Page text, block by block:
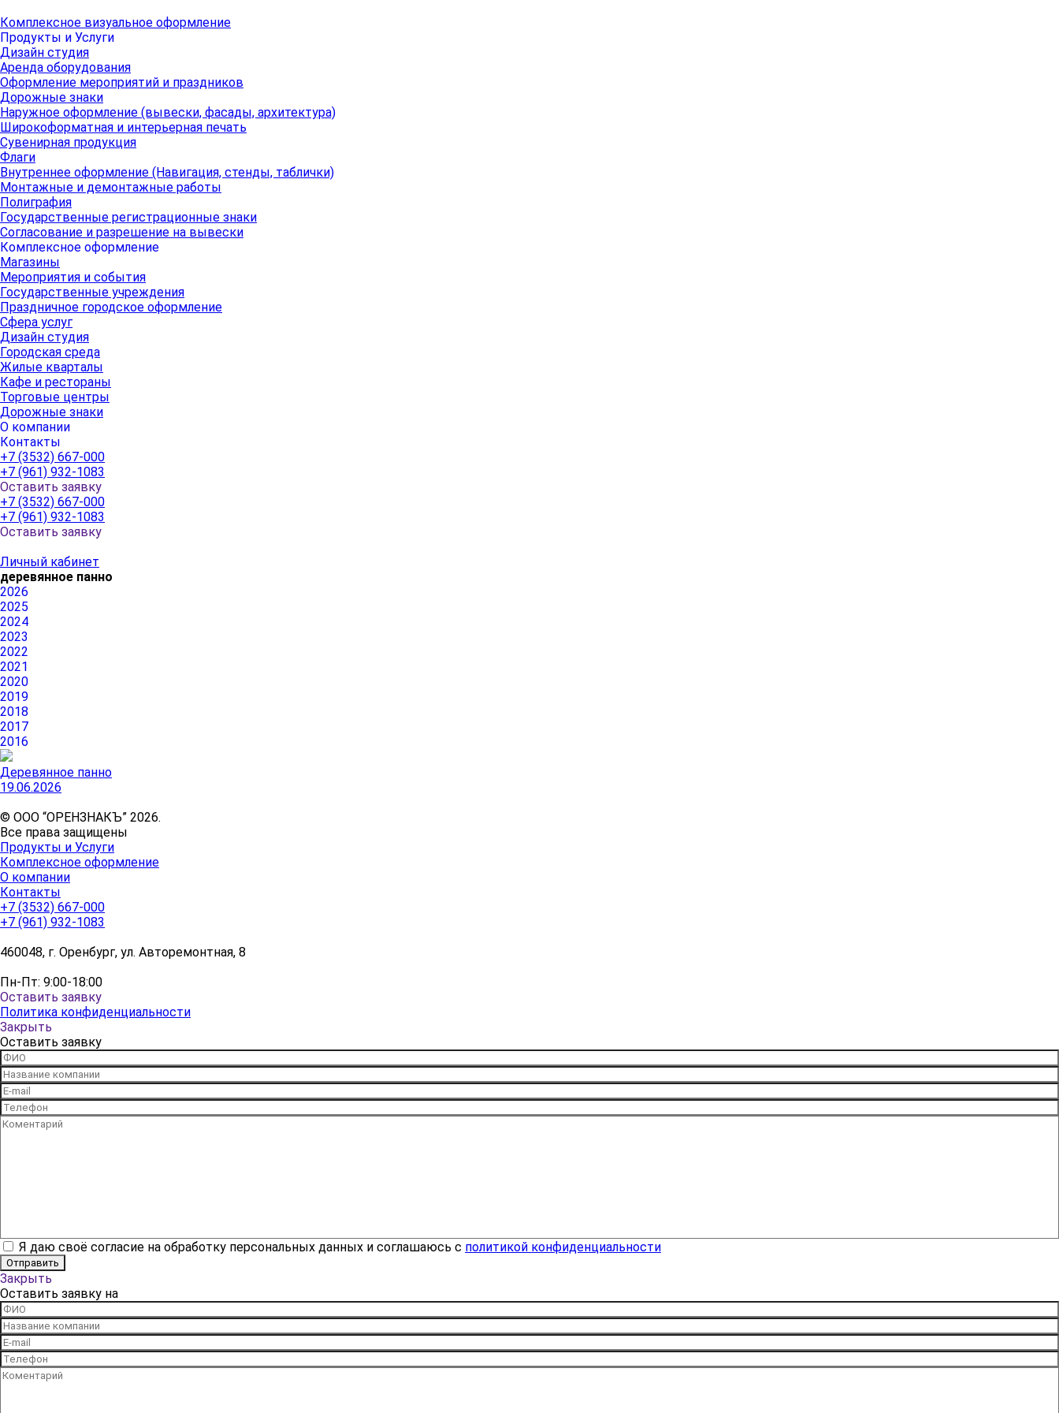
Комплексное визуальное оформление
Продукты и Услуги
Дизайн студия
Аренда оборудования
Оформление мероприятий и праздников
Дорожные знаки
Наружное оформление (вывески, фасады, архитектура)
Широкоформатная и интерьерная печать
Сувенирная продукция
Флаги
Внутреннее оформление (Навигация, стенды, таблички)
Монтажные и демонтажные работы
Полиграфия
Государственные регистрационные знаки
Согласование и разрешение на вывески
Комплексное оформление
Магазины
Мероприятия и события
Государственные учреждения
Праздничное городское оформление
Сфера услуг
Дизайн студия
Городская среда
Жилые кварталы
Кафе и рестораны
Торговые центры
Дорожные знаки
О компании
Контакты
+7 (3532) 667-000
+7 (961) 932-1083
Оставить заявку
+7 (3532) 667-000
+7 (961) 932-1083
Оставить заявку
Личный кабинет
деревянное панно
2026
2025
2024
2023
2022
2021
2020
2019
2018
2017
2016
Деревянное панно
19.06.2026
© ООО “ОРЕНЗНАКЪ” 2026.
Все права защищены
Продукты и Услуги
Комплексное оформление
О компании
Контакты
+7 (3532) 667-000
+7 (961) 932-1083
460048, г. Оренбург, ул. Авторемонтная, 8
Пн-Пт: 9:00-18:00
Оставить заявку
Политика конфиденциальности
Закрыть
Оставить заявку
Я даю своё согласие на обработку персональных данных и соглашаюсь с политикой конфиденциальности
Закрыть
Оставить заявку на